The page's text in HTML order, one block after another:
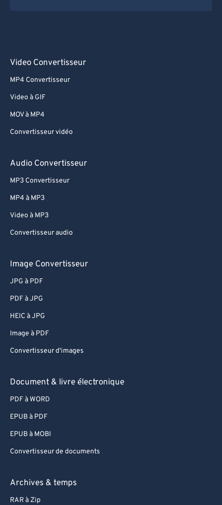
Video Convertisseur
MP4 Convertisseur
Video à GIF
MOV à MP4
Convertisseur vidéo
Audio Convertisseur
MP3 Convertisseur
MP4 à MP3
Video à MP3
Convertisseur audio
Image Convertisseur
JPG à PDF
PDF à JPG
HEIC à JPG
Image à PDF
Convertisseur d'images
Document & livre électronique
PDF à WORD
EPUB à PDF
EPUB à MOBI
Convertisseur de documents
Archives & temps
RAR à Zip